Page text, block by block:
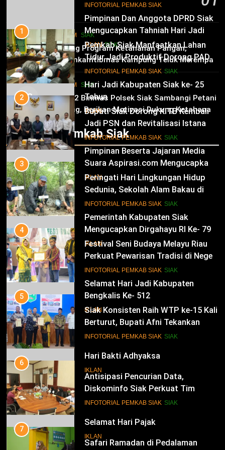
Pimpinan Dan Anggota DPRD Siak
Mengucapkan Tahniah Hari Jadi
Kabupaten Siak Ke-25 Tahun
IKLAN SIAK
11
Hari Jadi Kabupaten Siak ke- 25
Tahun
IKLAN
12
Pimpinan Beserta Jajaran Media
Suara Aspirasi.com Mengucapkan
Selamat HUT RI Ke-79
IKLAN
13
Pemerintah Kabupaten Siak
Mengucapkan Dirgahayu RI Ke- 79
IKLAN
14
Selamat Hari Jadi Kabupaten
Bengkalis Ke- 512
IKLAN
15
Hari Bakti Adhyaksa
IKLAN
16
Selamat Hari Pajak
IKLAN
02
HUKRIM SIAK
Dukung Program Ketahanan Pangan,
Bhabinkamtibmas Kampung Teluk Merempan
Tinjau Tanaman Jagung Waga
03
HUKRIM SIAK
Panit 2 Binmas Polsek Siak Sambangi Petani
Jagung, Berikan Motivasi Dukung Ketahanan
Pangan Nasional
Infotorial Pemkab Siak
INFOTORIAL PEMKAB SIAK
1
Pemkab Siak Manfaatkan Lahan
Tidur Jadi Produktif Dorong PAD
dan Kesejahteraan Warga
INFOTORIAL PEMKAB SIAK SIAK
2
Bupati Siak Dorong KITB Kembali
Jadi PSN dan Revitalisasi Istana
Kesultanan Siak
INFOTORIAL PEMKAB SIAK SIAK
3
Peringati Hari Lingkungan Hidup
Sedunia, Sekolah Alam Bakau di
Siak Cetak Generasi Penjaga
Pesisir
INFOTORIAL PEMKAB SIAK SIAK
4
Festival Seni Budaya Melayu Riau
Perkuat Pewarisan Tradisi di Negeri
Istana
INFOTORIAL PEMKAB SIAK SIAK
5
Siak Konsisten Raih WTP ke-15 Kali
Berturut, Bupati Afni Tekankan
Penguatan Tata Kelola Keuangan
INFOTORIAL PEMKAB SIAK SIAK
6
Antisipasi Pencurian Data,
Diskominfo Siak Perkuat Tim
Tanggap Insiden Siber Mendukung
INFOTORIAL PEMKAB SIAK SIAK
7
Safari Ramadan di Pedalaman